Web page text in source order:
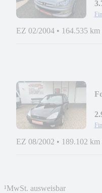
EZ 02/2004 • 164.535 km
EZ 08/2002 • 189.102 km
¹MwSt. ausweisbar